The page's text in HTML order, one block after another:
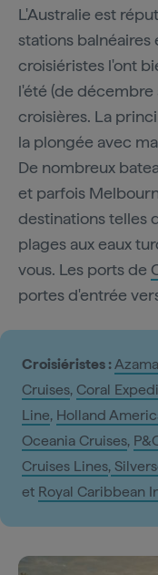
L'Australie est
stations
croisiéristes l'ont
l'été (de décembre
croisières. La
la plongée avec
De nombreux
et parfois
destinations telles
plages aux eaux
vous. Les ports de
portes d'entrée
Croisiéristes :
Cruises, Coral
Line, Holland
Oceania Cruises,
Cruises Lines,
et Royal Caribbean